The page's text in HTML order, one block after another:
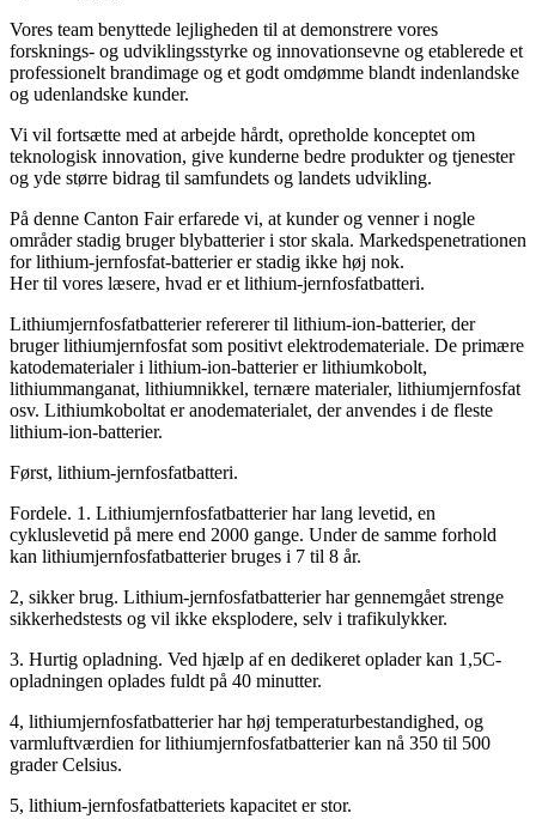
Vores team benyttede lejligheden til at demonstrere vores
forsknings- og udviklingsstyrke og innovationsevne og etablerede et
professionelt brandimage og et godt omdømme blandt indenlandske
og udenlandske kunder.
Vi vil fortsætte med at arbejde hårdt, opretholde konceptet om
teknologisk innovation, give kunderne bedre produkter og tjenester
og yde større bidrag til samfundets og landets udvikling.
På denne Canton Fair erfarede vi, at kunder og venner i nogle
områder stadig bruger blybatterier i stor skala. Markedspenetrationen
for lithium-jernfosfat-batterier er stadig ikke høj nok.
Her til vores læsere, hvad er et lithium-jernfosfatbatteri.
Lithiumjernfosfatbatterier refererer til lithium-ion-batterier, der
bruger lithiumjernfosfat som positivt elektrodemateriale. De primære
katodematerialer i lithium-ion-batterier er lithiumkobolt,
lithiummanganat, lithiumnikkel, ternære materialer, lithiumjernfosfat
osv. Lithiumkoboltat er anodematerialet, der anvendes i de fleste
lithium-ion-batterier.
Først, lithium-jernfosfatbatteri.
Fordele. 1. Lithiumjernfosfatbatterier har lang levetid, en
cykluslevetid på mere end 2000 gange. Under de samme forhold
kan lithiumjernfosfatbatterier bruges i 7 til 8 år.
2, sikker brug. Lithium-jernfosfatbatterier har gennemgået strenge
sikkerhedstests og vil ikke eksplodere, selv i trafikulykker.
3. Hurtig opladning. Ved hjælp af en dedikeret oplader kan 1,5C-
opladningen oplades fuldt på 40 minutter.
4, lithiumjernfosfatbatterier har høj temperaturbestandighed, og
varmluftværdien for lithiumjernfosfatbatterier kan nå 350 til 500
grader Celsius.
5, lithium-jernfosfatbatteriets kapacitet er stor.